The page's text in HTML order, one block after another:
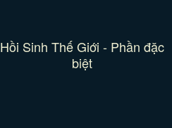
Hồi Sinh Thế Giới - Phần đặc
biệt